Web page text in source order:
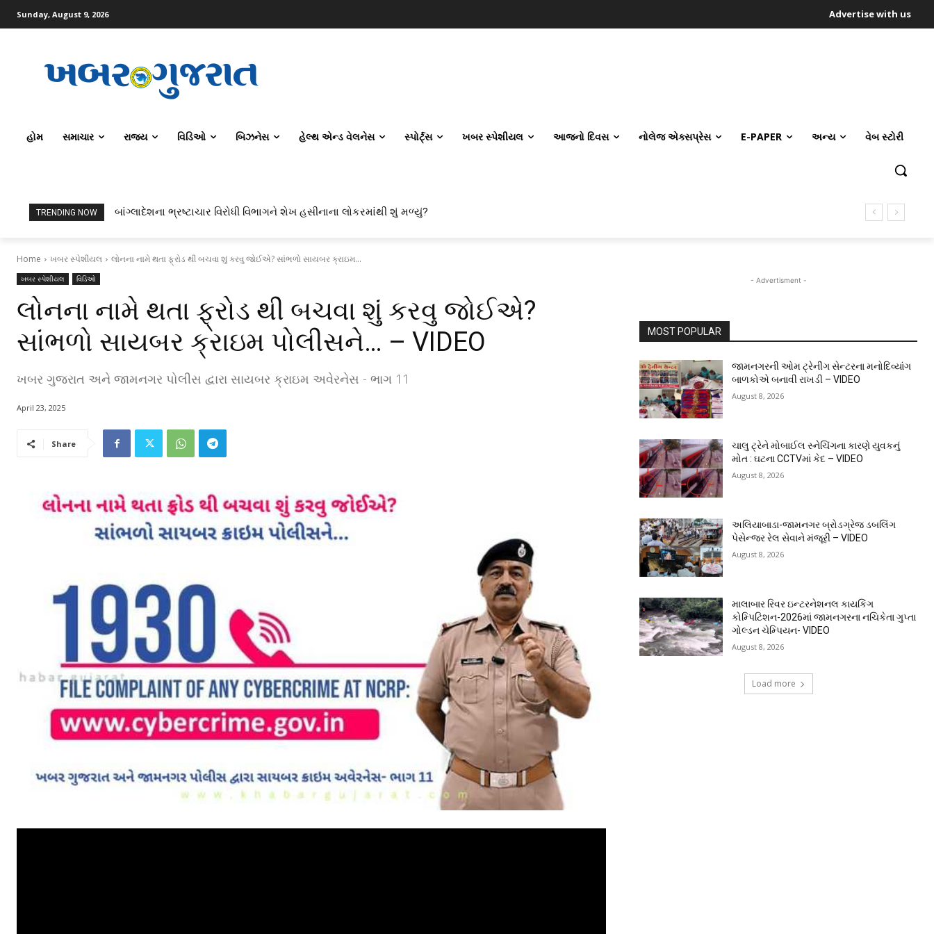
Sunday, August 9, 2026 Advertise with us
હોમ સમાચાર રાજ્ય વિડિઓ બિઝનેસ હેલ્થ એન્ડ વેલનેસ સ્પોર્ટ્સ ખબર સ્પેશીયલ આજનો દિવસ નોલેજ એક્સપ્રેસ E-PAPER અન્ય વેબ સ્ટોરી
TRENDING NOW બાંગ્લાદેશના ભ્રષ્ટાચાર વિરોધી વિભાગને શેખ હસીનાના લોકરમાંથી શું મળ્યું?
Home ખબર સ્પેશીયલ લોનના નામે થતા ફ્રોડ થી બચવા શું કરવુ જોઈએ? સાંભળો સાયબર ક્રાઇમ...
ખબર સ્પેશીયલ વિડિઓ
લોનના નામે થતા ફ્રોડ થી બચવા શું કરવુ જોઈએ?
સાંભળો સાયબર ક્રાઇમ પોલીસને… – VIDEO
ખબર ગુજરાત અને જામનગર પોલીસ દ્વારા સાયબર ક્રાઇમ અવેરનેસ - ભાગ 11
April 23, 2025
Share
- Advertisment -
MOST POPULAR
જામનગરની ઓમ ટ્રેનીંગ સેન્ટરના મનોદિવ્યાંગ
બાળકોએ બનાવી રાખડી – VIDEO
August 8, 2026
ચાલુ ટ્રેને મોબાઈલ સ્નેચિંગના કારણે યુવકનું
મોત : ઘટના CCTVમાં કેદ – VIDEO
August 8, 2026
અલિયાબાડા-જામનગર બ્રોડગ્રેજ ડબલિંગ
પેસેન્જર રેલ સેવાને મંજૂરી – VIDEO
August 8, 2026
માલાબાર રિવર ઇન્ટરનેશનલ કાયકિંગ
કોમ્પિટિશન-2026માં જામનગરના નચિકેતા ગુપ્તા
ગોલ્ડન ચેમ્પિયન- VIDEO
August 8, 2026
Load more